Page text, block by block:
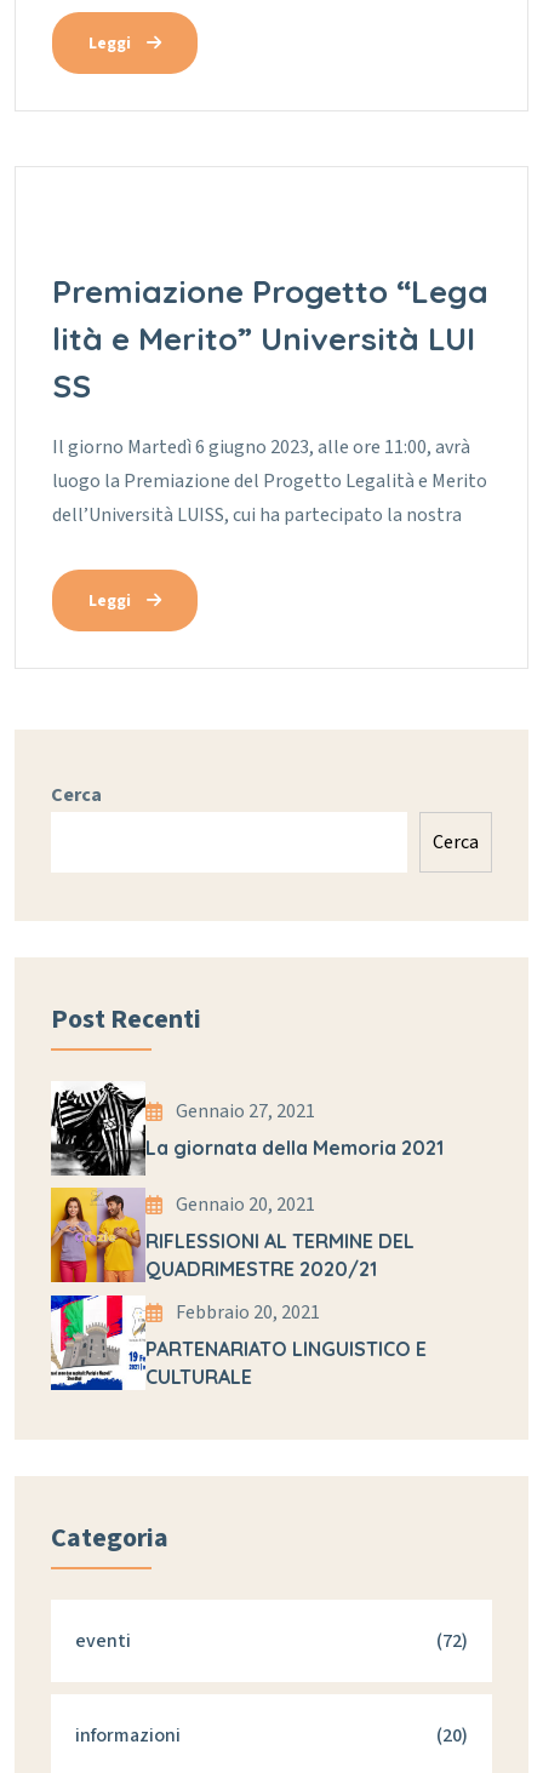
Leggi
Premiazione Progetto “Lega
lità e Merito” Università LUI
SS
Il giorno Martedì 6 giugno 2023, alle ore 11:00, avrà
luogo la Premiazione del Progetto Legalità e Merito
dell’Università LUISS, cui ha partecipato la nostra
Leggi
Cerca
Cerca
Post Recenti
Gennaio 27, 2021
La giornata della Memoria 2021
Gennaio 20, 2021
RIFLESSIONI AL TERMINE DEL
QUADRIMESTRE 2020/21
Febbraio 20, 2021
PARTENARIATO LINGUISTICO E
CULTURALE
Categoria
eventi (72)
informazioni (20)